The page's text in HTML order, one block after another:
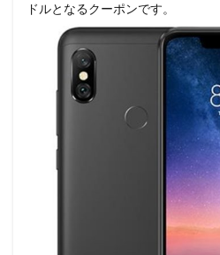
ドルとなるクーポンです。